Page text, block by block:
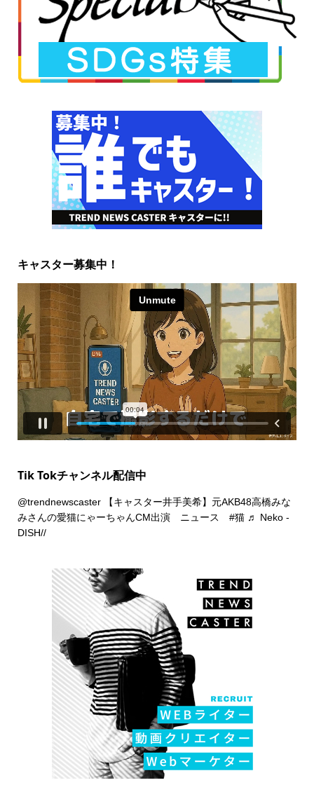
キャスター募集中！
Tik Tokチャンネル配信中
@trendnewscaster【キャスター井手美希】元AKB48高橋みな
みさんの愛猫にゃーちゃんCM出演 ニュース #猫 ♬ Neko -
DISH//